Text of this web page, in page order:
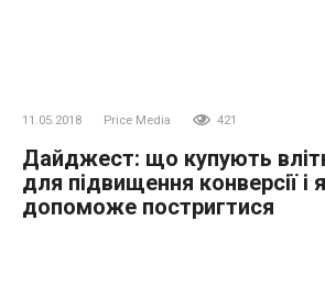
11.05.2018 Price Media 421
Дайджест: що купують
для підвищення конверсії і
допоможе постригтися